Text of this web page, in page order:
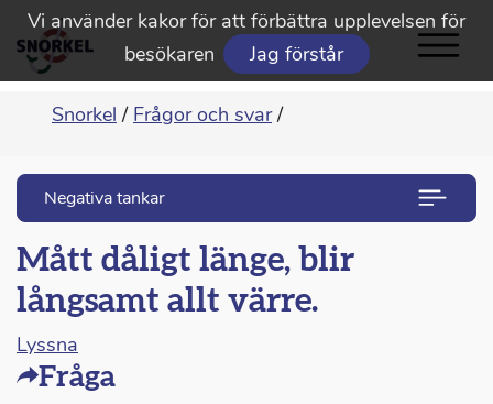
Vi använder kakor för att förbättra upplevelsen för
besökaren
Jag förstår
Snorkel / Frågor och svar /
Negativa tankar
Mått dåligt länge, blir
långsamt allt värre.
Lyssna
Fråga